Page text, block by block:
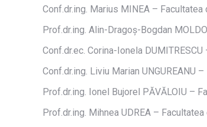
Conf.dr.ing. Marius MINEA –
Prof.dr.ing. Alin-Dragoș-Bogdan
Conf.dr.ec. Corina-Ionela
Conf.dr.ing. Liviu Marian
Prof.dr.ing. Ionel Bujorel PĂVĂLOIU –
Prof.dr.ing. Mihnea UDREA –